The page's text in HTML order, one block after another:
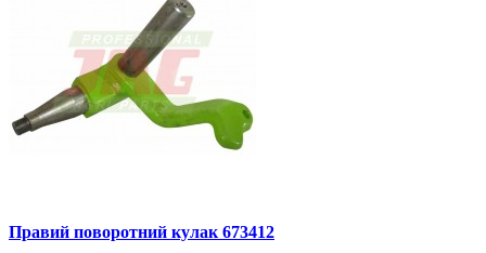
Правий поворотний кулак 673412